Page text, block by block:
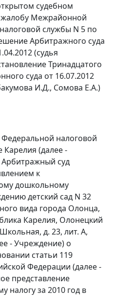
судебном
жалобу Межрайонной
службы N 5 по
Арбитражного суда
(судья
Тринадцатого
суда от 16.07.2012
И.Д., Сомова Е.А.)
налоговой
Карелия (далее -
суд
к
дошкольному
детский сад N 32
вида города Олонца,
Карелия, Олонецкий
д. 23, лит. А,
- Учреждение) о
статьи 119
Федерации (далее -
представление
налогу за 2010 год в